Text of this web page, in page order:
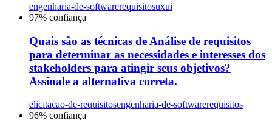
engenharia-de-softwarerequisitosuxui
97% confiança
Quais são as técnicas de Análise de requisitos
para determinar as necessidades e interesses dos
stakeholders para atingir seus objetivos?
Assinale a alternativa correta.
elicitacao-de-requisitosengenharia-de-softwarerequisitos
96% confiança